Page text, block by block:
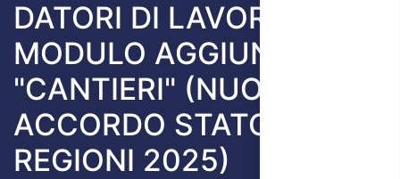
DATORI DI LAVORO -
MODULO AGGIUNTIVO
"CANTIERI" (NUOVO
ACCORDO STATO
REGIONI 2025)